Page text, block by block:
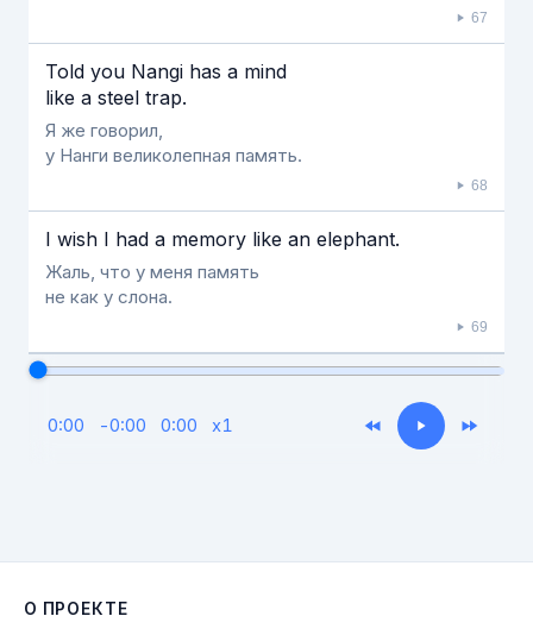
67
Told you Nangi has a mind
like a steel trap.
Я же говорил,
у Нанги великолепная память.
68
I wish I had a memory like an elephant.
Жаль, что у меня память
не как у слона.
69
0:00 -0:00 0:00 x1
О ПРОЕКТЕ